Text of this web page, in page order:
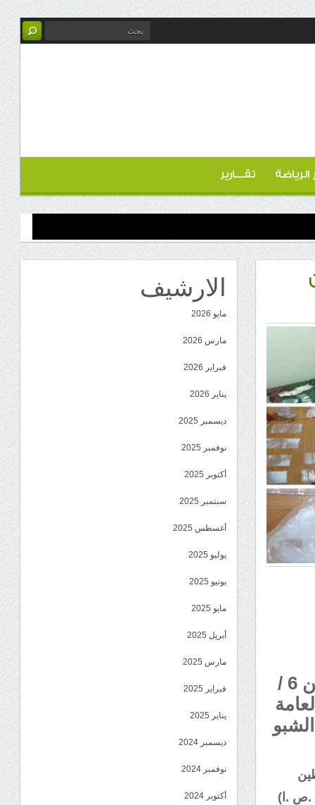
الرياضة تقـــارير
داهمت الأجهزة الأمنية بمديرية الشحر مساء يوم الاثنين 6 /
عام – ويدعى (ع .ص .ا)
الارشيف
مايو 2026
مارس 2026
فبراير 2026
يناير 2026
ديسمبر 2025
نوفمبر 2025
أكتوبر 2025
سبتمبر 2025
أغسطس 2025
يوليو 2025
يونيو 2025
مايو 2025
أبريل 2025
مارس 2025
فبراير 2025
يناير 2025
ديسمبر 2024
نوفمبر 2024
أكتوبر 2024